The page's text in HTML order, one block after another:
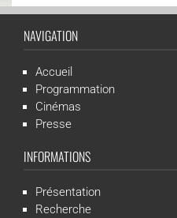
NAVIGATION
Accueil
Programmation
Cinémas
Presse
INFORMATIONS
Présentation
Recherche